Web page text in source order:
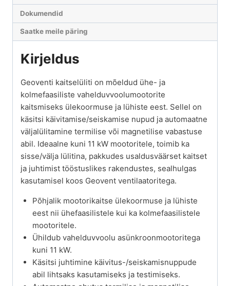
Dokumendid
Saatke meile päring
Kirjeldus
Geoventi kaitselüliti on mõeldud ühe- ja
kolmefaasiliste vahelduvvoolumootorite
kaitsmiseks ülekoormuse ja lühiste eest. Sellel on
käsitsi käivitamise/seiskamise nupud ja automaatne
väljalülitamine termilise või magnetilise vabastuse
abil. Ideaalne kuni 11 kW mootoritele, toimib ka
sisse/välja lülitina, pakkudes usaldusväärset kaitset
ja juhtimist tööstuslikes rakendustes, sealhulgas
kasutamisel koos Geovent ventilaatoritega.
Põhjalik mootorikaitse ülekoormuse ja lühiste
eest nii ühefaasilistele kui ka kolmefaasilistele
mootoritele.
Ühildub vahelduvvoolu asünkroonmootoritega
kuni 11 kW.
Käsitsi juhtimine käivitus-/seiskamisnuppude
abil lihtsaks kasutamiseks ja testimiseks.